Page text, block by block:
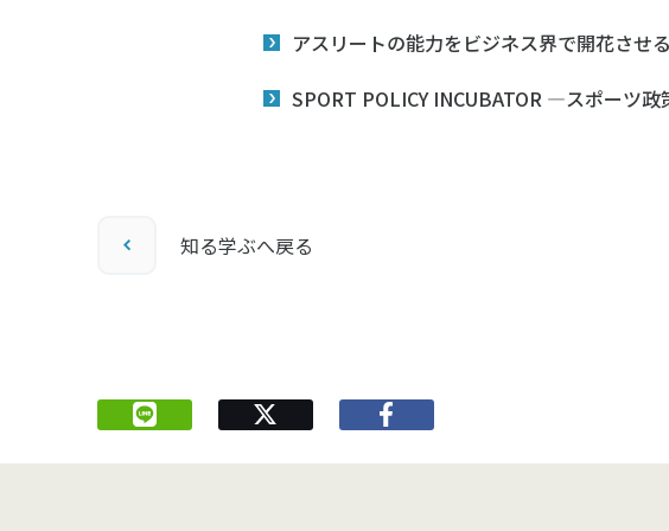
アスリートの能力をビジネス界で開花させ
SPORT POLICY INCUBATOR ―スポーツ
知る学ぶへ戻る